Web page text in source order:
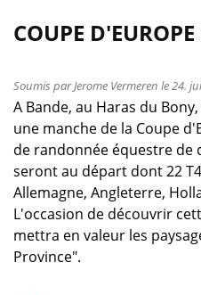
de
Championnat
TREC
2013
COUPE
Soumis parJerome Vermeren le 24.
A Bande, au Haras du
une manche de la Coupe
de randonnée équestre de
seront au départ dont 22
Allemagne, Angleterre,
L'occasion de découvrir
mettra en valeur les
Province".